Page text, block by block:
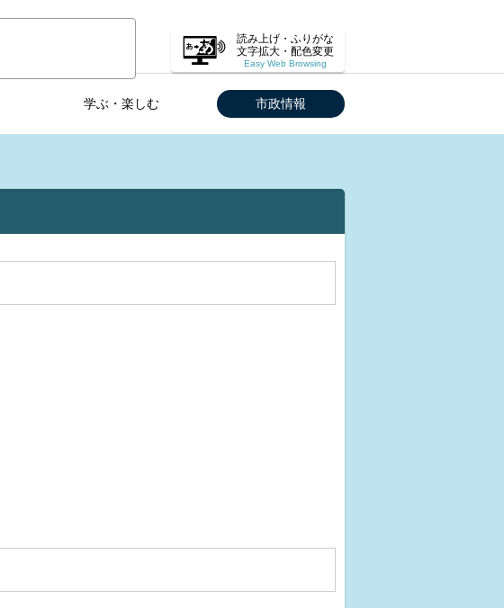
読み上げ・ふりがな
文字拡大・配色変更
Easy Web Browsing
学ぶ・楽しむ 市政情報